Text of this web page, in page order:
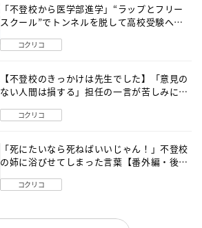
「不登校から医学部進学」“ラップとフリー
スクール”でトンネルを脱して高校受験へ
コクリコ
【不登校のきっかけは先生でした】「意見の
ない人間は損する」担任の一言が苦しみに…
コクリコ
「死にたいなら死ねばいいじゃん！」不登校
の姉に浴びせてしまった言葉【番外編・後
コクリコ